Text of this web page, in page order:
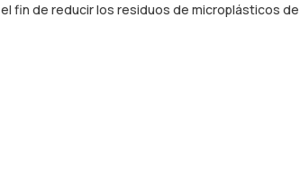
fin de reducir los residuos de microplásticos